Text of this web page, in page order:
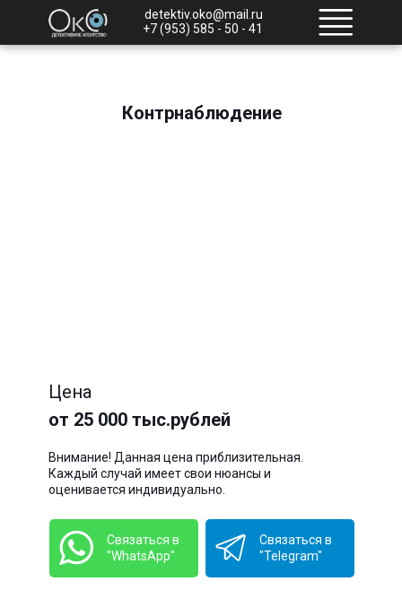
detektiv.oko@mail.ru
+7 (953) 585 - 50 - 41
Контрнаблюдение
Цена
от 25 000 тыс.рублей
Внимание! Данная цена приблизительная.
Каждый случай имеет свои нюансы и
оценивается индивидуально.
Связаться в
"WhatsApp"
Связаться в
"Telegram"